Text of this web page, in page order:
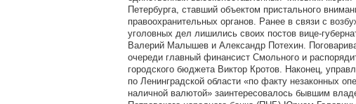
Петербурга, ставший объектом пристального
правоохранительных органов. Ранее в связи с
уголовных дел лишились своих постов вице-
Валерий Малышев и Александр Потехин.
очереди главный финансист Смольного и
городского бюджета Виктор Кротов. Наконец,
по Ленинградской области «по факту незаконных
наличной валютой» заинтересовалось бывшим